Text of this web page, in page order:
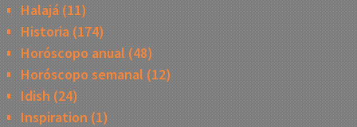
Halajá(11)
Historia(174)
Horóscopo anual (48)
Horóscopo semanal (12)
Idish (24)
Inspiration (1)